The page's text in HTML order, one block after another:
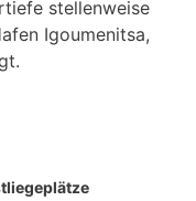
stellenweise
Igoumenitsa,